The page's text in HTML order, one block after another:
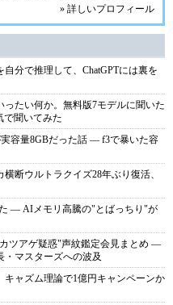
» 詳しいプロフィール
分で推理して、ChatGPTには裏を
たい何か。無料版7モデルに聞いた
で聞いてみた
実容量8GBだった話 ― f3で暴いた容
断ウルトラクイズ28年ぶり復活、
― AIメモリ高騰の"とばっちり"が
ツアゲ疑惑"声紋鑑定会見まとめ ―
マスターズへの波及
キャズム理論で1億円キャンペーンか